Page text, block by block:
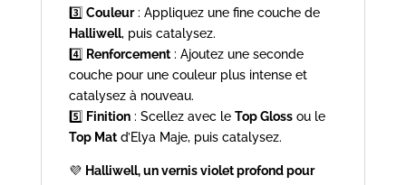
3️⃣ Couleur: Appliquez une fine couche de
Halliwell, puis catalysez.
4️⃣ Renforcement: Ajoutez une seconde
couche pour une couleur plus intense et
catalysez à nouveau.
5️⃣ Finition: Scellez avec le Top Glossou le
Top Matd’Elya Maje, puis catalysez.
💜 Halliwell, un vernis violet profond pour